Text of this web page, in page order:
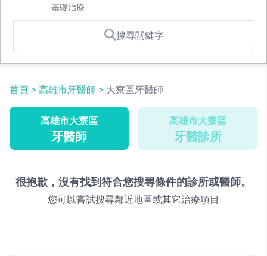
基礎治療
搜尋關鍵字
首頁 > 高雄市牙醫師 > 大寮區牙醫師
高雄市大寮區
牙醫師
高雄市大寮區
牙醫診所
很抱歉，沒有找到符合您搜尋條件的診所或醫師。
您可以嘗試搜尋鄰近地區或其它治療項目